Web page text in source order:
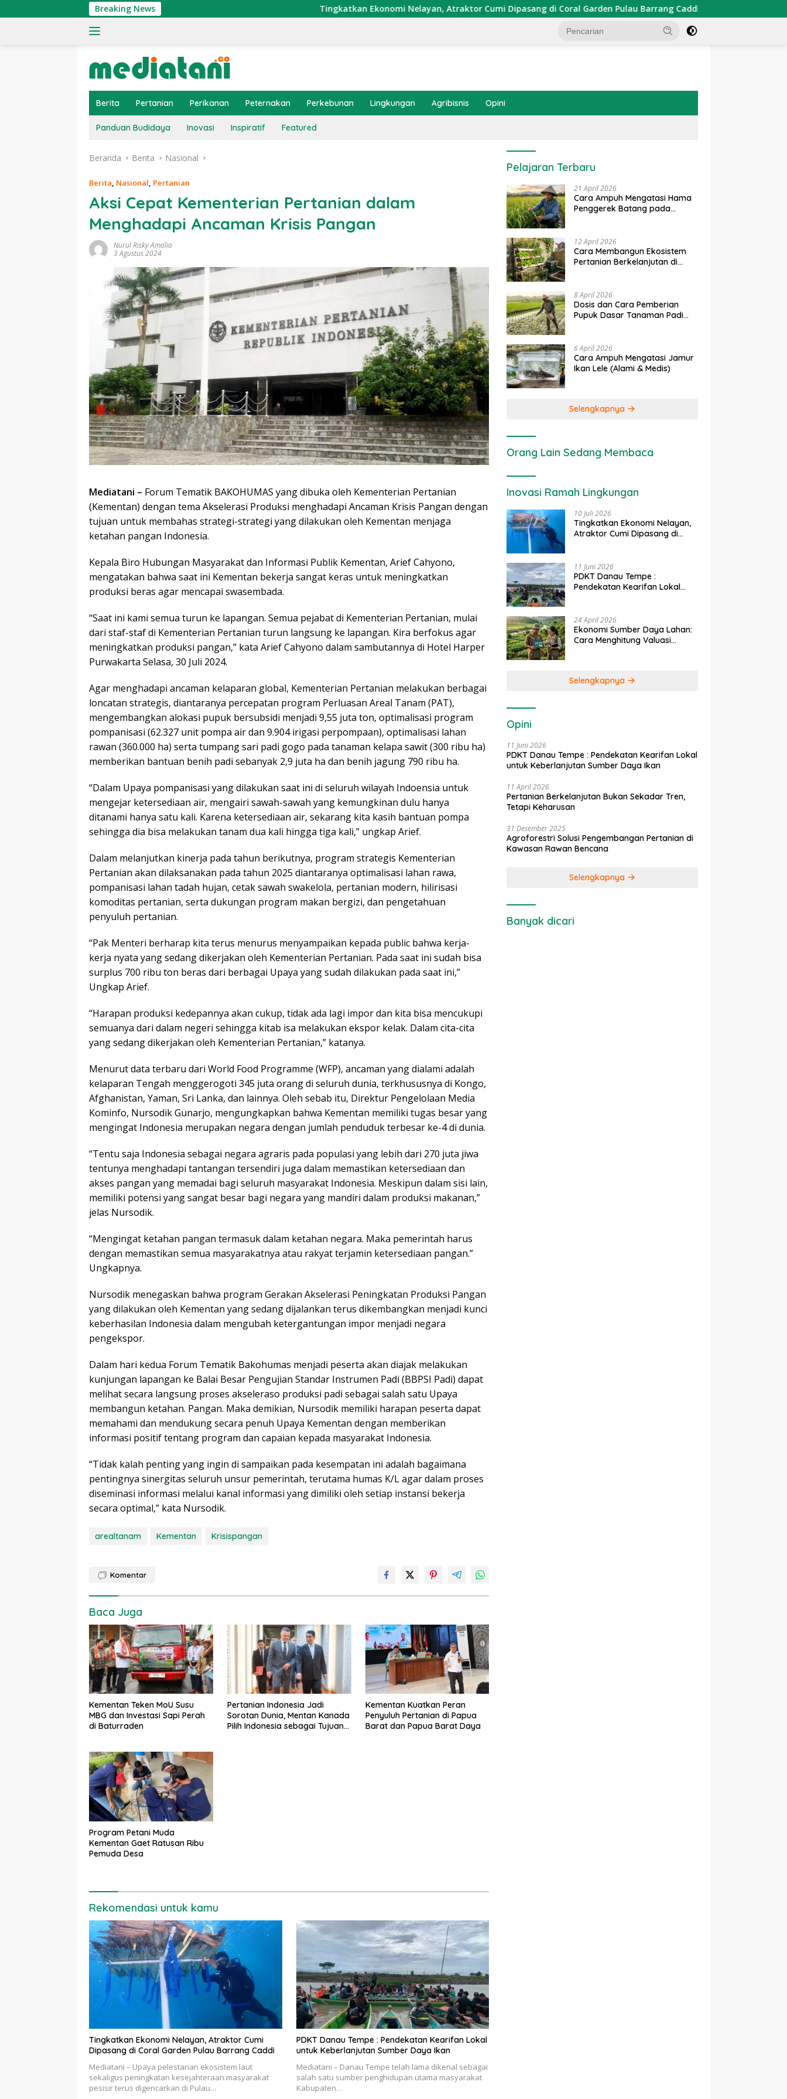
ke
Breaking News Tingkatkan Ekonomi Nelayan, Atraktor Cumi Dipasang di Coral Garden Pulau Barrang Caddi PDKT Danau Tempe :
Berita Pertanian Perikanan Peternakan Perkebunan Lingkungan Agribisnis Opini
Panduan Budidaya Inovasi Inspiratif Featured
Beranda Berita Nasional
Berita, Nasional, Pertanian
Aksi Cepat Kementerian Pertanian dalam
Menghadapi Ancaman Krisis Pangan
Nurul Risky Amalia
3 Agustus 2024
Mediatani – Forum Tematik BAKOHUMAS yang dibuka oleh Kementerian Pertanian
(Kementan) dengan tema Akselerasi Produksi menghadapi Ancaman Krisis Pangan dengan
tujuan untuk membahas strategi-strategi yang dilakukan oleh Kementan menjaga
ketahan pangan Indonesia.
Kepala Biro Hubungan Masyarakat dan Informasi Publik Kementan, Arief Cahyono,
mengatakan bahwa saat ini Kementan bekerja sangat keras untuk meningkatkan
produksi beras agar mencapai swasembada.
“Saat ini kami semua turun ke lapangan. Semua pejabat di Kementerian Pertanian, mulai
dari staf-staf di Kementerian Pertanian turun langsung ke lapangan. Kira berfokus agar
meningkatkan produksi pangan,” kata Arief Cahyono dalam sambutannya di Hotel Harper
Purwakarta Selasa, 30 Juli 2024.
Agar menghadapi ancaman kelaparan global, Kementerian Pertanian melakukan berbagai
loncatan strategis, diantaranya percepatan program Perluasan Areal Tanam (PAT),
mengembangkan alokasi pupuk bersubsidi menjadi 9,55 juta ton, optimalisasi program
pompanisasi (62.327 unit pompa air dan 9.904 irigasi perpompaan), optimalisasi lahan
rawan (360.000 ha) serta tumpang sari padi gogo pada tanaman kelapa sawit (300 ribu ha)
memberikan bantuan benih padi sebanyak 2,9 juta ha dan benih jagung 790 ribu ha.
“Dalam Upaya pompanisasi yang dilakukan saat ini di seluruh wilayah Indoensia untuk
mengejar ketersediaan air, mengairi sawah-sawah yang kemungkinan dulu hanya
ditanami hanya satu kali. Karena ketersediaan air, sekarang kita kasih bantuan pompa
sehingga dia bisa melakukan tanam dua kali hingga tiga kali,” ungkap Arief.
Dalam melanjutkan kinerja pada tahun berikutnya, program strategis Kementerian
Pertanian akan dilaksanakan pada tahun 2025 diantaranya optimalisasi lahan rawa,
pompanisasi lahan tadah hujan, cetak sawah swakelola, pertanian modern, hilirisasi
komoditas pertanian, serta dukungan program makan bergizi, dan pengetahuan
penyuluh pertanian.
“Pak Menteri berharap kita terus menurus menyampaikan kepada public bahwa kerja-
kerja nyata yang sedang dikerjakan oleh Kementerian Pertanian. Pada saat ini sudah bisa
surplus 700 ribu ton beras dari berbagai Upaya yang sudah dilakukan pada saat ini,”
Ungkap Arief.
“Harapan produksi kedepannya akan cukup, tidak ada lagi impor dan kita bisa mencukupi
semuanya dari dalam negeri sehingga kitab isa melakukan ekspor kelak. Dalam cita-cita
yang sedang dikerjakan oleh Kementerian Pertanian,” katanya.
Menurut data terbaru dari World Food Programme (WFP), ancaman yang dialami adalah
kelaparan Tengah menggerogoti 345 juta orang di seluruh dunia, terkhususnya di Kongo,
Afghanistan, Yaman, Sri Lanka, dan lainnya. Oleh sebab itu, Direktur Pengelolaan Media
Kominfo, Nursodik Gunarjo, mengungkapkan bahwa Kementan memiliki tugas besar yang
mengingat Indonesia merupakan negara dengan jumlah penduduk terbesar ke-4 di dunia.
“Tentu saja Indonesia sebagai negara agraris pada populasi yang lebih dari 270 juta jiwa
tentunya menghadapi tantangan tersendiri juga dalam memastikan ketersediaan dan
akses pangan yang memadai bagi seluruh masyarakat Indonesia. Meskipun dalam sisi lain,
memiliki potensi yang sangat besar bagi negara yang mandiri dalam produksi makanan,”
jelas Nursodik.
“Mengingat ketahan pangan termasuk dalam ketahan negara. Maka pemerintah harus
dengan memastikan semua masyarakatnya atau rakyat terjamin ketersediaan pangan.”
Ungkapnya.
Nursodik menegaskan bahwa program Gerakan Akselerasi Peningkatan Produksi Pangan
yang dilakukan oleh Kementan yang sedang dijalankan terus dikembangkan menjadi kunci
keberhasilan Indonesia dalam mengubah ketergantungan impor menjadi negara
pengekspor.
Dalam hari kedua Forum Tematik Bakohumas menjadi peserta akan diajak melakukan
kunjungan lapangan ke Balai Besar Pengujian Standar Instrumen Padi (BBPSI Padi) dapat
melihat secara langsung proses akseleraso produksi padi sebagai salah satu Upaya
membangun ketahan. Pangan. Maka demikian, Nursodik memiliki harapan peserta dapat
memahami dan mendukung secara penuh Upaya Kementan dengan memberikan
informasi positif tentang program dan capaian kepada masyarakat Indonesia.
“Tidak kalah penting yang ingin di sampaikan pada kesempatan ini adalah bagaimana
pentingnya sinergitas seluruh unsur pemerintah, terutama humas K/L agar dalam proses
diseminasi informasi melalui kanal informasi yang dimiliki oleh setiap instansi bekerja
secara optimal,” kata Nursodik.
arealtanam Kementan Krisispangan
Komentar
Baca Juga
Kementan Teken MoU Susu
MBG dan Investasi Sapi Perah
di Baturraden
Pertanian Indonesia Jadi
Sorotan Dunia, Mentan Kanada
Pilih Indonesia sebagai Tujuan
Kementan Kuatkan Peran
Penyuluh Pertanian di Papua
Barat dan Papua Barat Daya
Program Petani Muda
Kementan Gaet Ratusan Ribu
Pemuda Desa
Rekomendasi untuk kamu
Tingkatkan Ekonomi Nelayan, Atraktor Cumi
Dipasang di Coral Garden Pulau Barrang Caddi
Mediatani – Upaya pelestarian ekosistem laut
sekaligus peningkatan kesejahteraan masyarakat
pesisir terus digencarkan di Pulau…
PDKT Danau Tempe : Pendekatan Kearifan Lokal
untuk Keberlanjutan Sumber Daya Ikan
Mediatani – Danau Tempe telah lama dikenal sebagai
salah satu sumber penghidupan utama masyarakat
Kabupaten…
Pelajaran Terbaru
21 April 2026
Cara Ampuh Mengatasi Hama
Penggerek Batang pada
12 April 2026
Cara Membangun Ekosistem
Pertanian Berkelanjutan di
8 April 2026
Dosis dan Cara Pemberian
Pupuk Dasar Tanaman Padi
6 April 2026
Cara Ampuh Mengatasi Jamur
Ikan Lele (Alami & Medis)
Selengkapnya
Orang Lain Sedang Membaca
Inovasi Ramah Lingkungan
10 Juli 2026
Tingkatkan Ekonomi Nelayan,
Atraktor Cumi Dipasang di
11 Juni 2026
PDKT Danau Tempe :
Pendekatan Kearifan Lokal
24 April 2026
Ekonomi Sumber Daya Lahan:
Cara Menghitung Valuasi
Selengkapnya
Opini
11 Juni 2026
PDKT Danau Tempe : Pendekatan Kearifan Lokal
untuk Keberlanjutan Sumber Daya Ikan
11 April 2026
Pertanian Berkelanjutan Bukan Sekadar Tren,
Tetapi Keharusan
31 Desember 2025
Agroforestri Solusi Pengembangan Pertanian di
Kawasan Rawan Bencana
Selengkapnya
Banyak dicari